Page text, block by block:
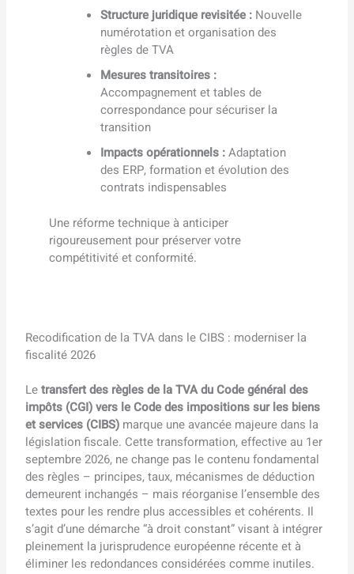
Structure juridique revisitée : Nouvelle
numérotation et organisation des
règles de TVA
Mesures transitoires :
Accompagnement et tables de
correspondance pour sécuriser la
transition
Impacts opérationnels :Adaptation
des ERP, formation et évolution des
contrats indispensables
Une réforme technique à anticiper
rigoureusement pour préserver votre
compétitivité et conformité.
Recodification de la TVA dans le CIBS : moderniser la
fiscalité 2026
Letransfert des règles de la TVA du Code général des
impôts (CGI) vers le Code des impositions sur les biens
et services (CIBS) marque une avancée majeure dans la
législation fiscale. Cette transformation, effective au 1er
septembre 2026, ne change pas le contenu fondamental
des règles – principes, taux, mécanismes de déduction
demeurent inchangés – mais réorganise l’ensemble des
textes pour les rendre plus accessibles et cohérents. Il
s’agit d’une démarche “à droit constant” visant à intégrer
pleinement la jurisprudence européenne récente et à
éliminer les redondances considérées comme inutiles.